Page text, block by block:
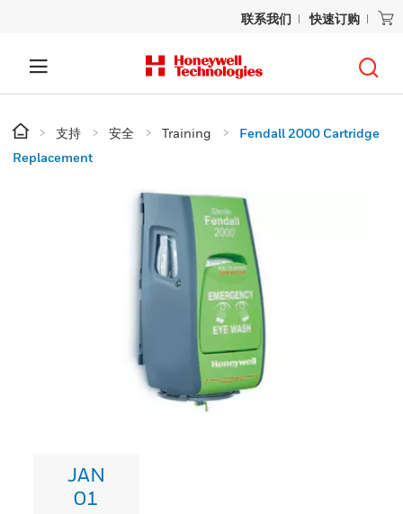
联系我们 快速订购
支持 安全 Training
Fendall 2000 Cartridge
Replacement
JAN
01